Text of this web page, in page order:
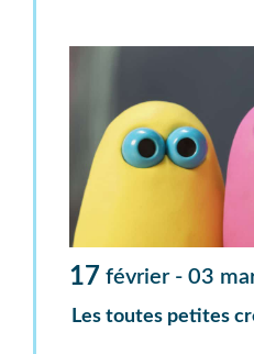
17 février - 03
Les toutes petites